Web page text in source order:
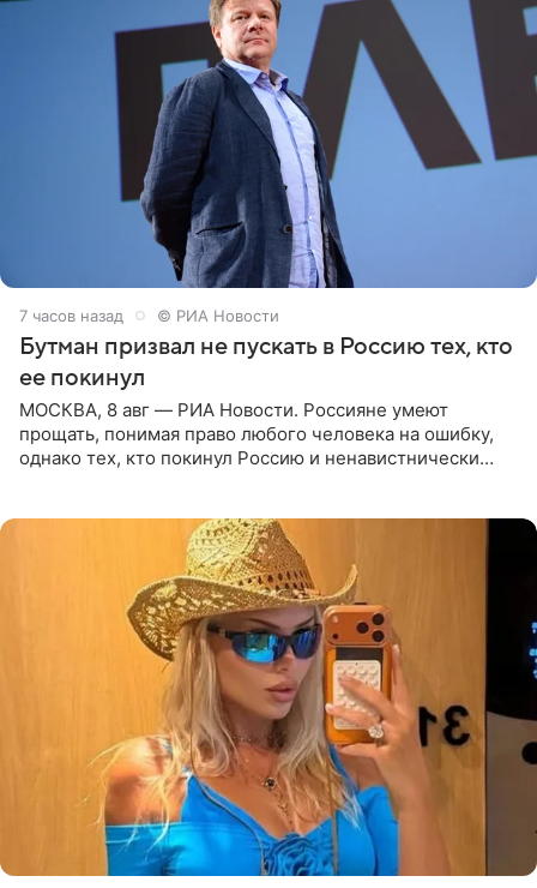
7 часов назад © РИА Новости
Бутман призвал не пускать в Россию тех, кто
ее покинул
МОСКВА, 8 авг — РИА Новости. Россияне умеют
прощать, понимая право любого человека на ошибку,
однако тех, кто покинул Россию и ненавистнически